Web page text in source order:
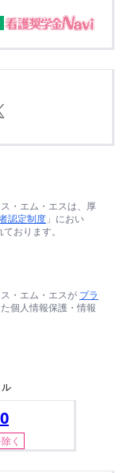
・エム・エスは、厚
認定制度 」におい
おります。
・エム・エスが プラ
個人情報保護・情報
く